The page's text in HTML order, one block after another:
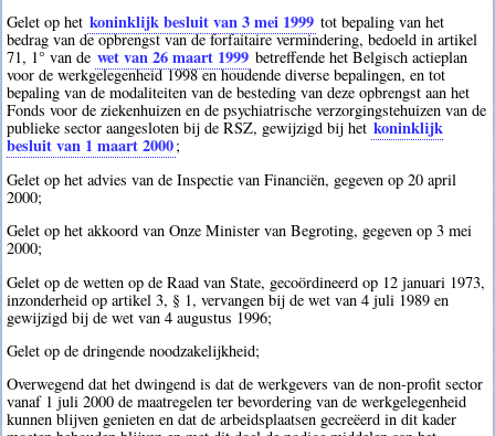
Gelet op het koninklijk besluit van 3 mei 1999 tot bepaling van het
bedrag van de opbrengst van de forfaitaire vermindering, bedoeld in artikel
71, 1° van de wet van 26 maart 1999 betreffende het Belgisch actieplan
voor de werkgelegenheid 1998 en houdende diverse bepalingen, en tot
bepaling van de modaliteiten van de besteding van deze opbrengst aan het
Fonds voor de ziekenhuizen en de psychiatrische verzorgingstehuizen van de
publieke sector aangesloten bij de RSZ, gewijzigd bij het koninklijk
besluit van 1 maart 2000;
Gelet op het advies van de Inspectie van Financiën, gegeven op 20 april
2000;
Gelet op het akkoord van Onze Minister van Begroting, gegeven op 3 mei
2000;
Gelet op de wetten op de Raad van State, gecoördineerd op 12 januari 1973,
inzonderheid op artikel 3, § 1, vervangen bij de wet van 4 juli 1989 en
gewijzigd bij de wet van 4 augustus 1996;
Gelet op de dringende noodzakelijkheid;
Overwegend dat het dwingend is dat de werkgevers van de non-profit sector
vanaf 1 juli 2000 de maatregelen ter bevordering van de werkgelegenheid
kunnen blijven genieten en dat de arbeidsplaatsen gecreëerd in dit kader